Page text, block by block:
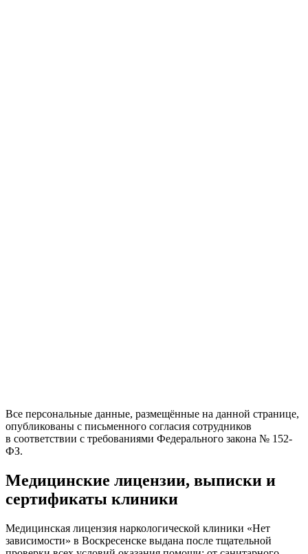
Все персональные данные, размещённые на данной странице,
опубликованы с письменного согласия сотрудников
в соответствии с требованиями Федерального закона № 152-
ФЗ.
Медицинские лицензии, выписки и
сертификаты клиники
Медицинская лицензия наркологической клиники «Нет
зависимости» в Воскресенске выдана после тщательной